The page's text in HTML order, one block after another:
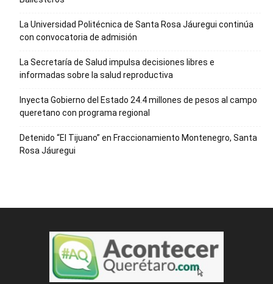
La Universidad Politécnica de Santa Rosa Jáuregui continúa
con convocatoria de admisión
La Secretaría de Salud impulsa decisiones libres e
informadas sobre la salud reproductiva
Inyecta Gobierno del Estado 24.4 millones de pesos al campo
queretano con programa regional
Detenido “El Tijuano” en Fraccionamiento Montenegro, Santa
Rosa Jáuregui